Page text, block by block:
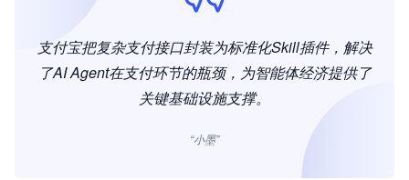
支付宝把复杂支付接口封装为标准化Skill插件，解决
了AI Agent在支付环节的瓶颈，为智能体经济提供了
关键基础设施支撑。
“小墨”